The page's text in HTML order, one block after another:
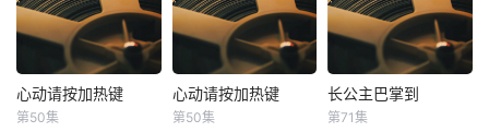
心动请按加热键
心动请按加热键
第50集
心动请按加热键
心动请按加热键
第50集
长公主巴掌到
长公主巴掌到
第71集